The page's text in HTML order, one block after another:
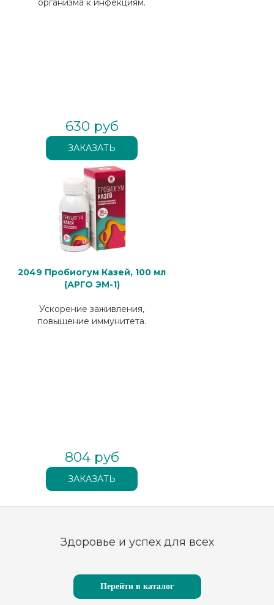
организма к инфекциям.
630 руб
2049 Пробиогум Казей, 100 мл
(АРГО ЭМ-1)
Ускорение заживления,
повышение иммунитета.
804 руб
Здоровье и успех для всех
Перейти в каталог